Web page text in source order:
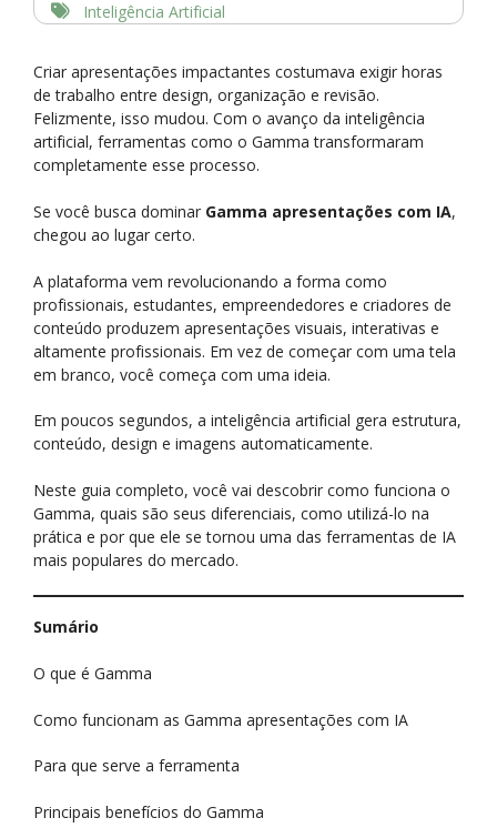
Inteligência Artificial
Criar apresentações impactantes costumava exigir horas
de trabalho entre design, organização e revisão.
Felizmente, isso mudou. Com o avanço da inteligência
artificial, ferramentas como o Gamma transformaram
completamente esse processo.
Se você busca dominar Gamma apresentações com IA,
chegou ao lugar certo.
A plataforma vem revolucionando a forma como
profissionais, estudantes, empreendedores e criadores de
conteúdo produzem apresentações visuais, interativas e
altamente profissionais. Em vez de começar com uma tela
em branco, você começa com uma ideia.
Em poucos segundos, a inteligência artificial gera estrutura,
conteúdo, design e imagens automaticamente.
Neste guia completo, você vai descobrir como funciona o
Gamma, quais são seus diferenciais, como utilizá-lo na
prática e por que ele se tornou uma das ferramentas de IA
mais populares do mercado.
Sumário
O que é Gamma
Como funcionam as Gamma apresentações com IA
Para que serve a ferramenta
Principais benefícios do Gamma